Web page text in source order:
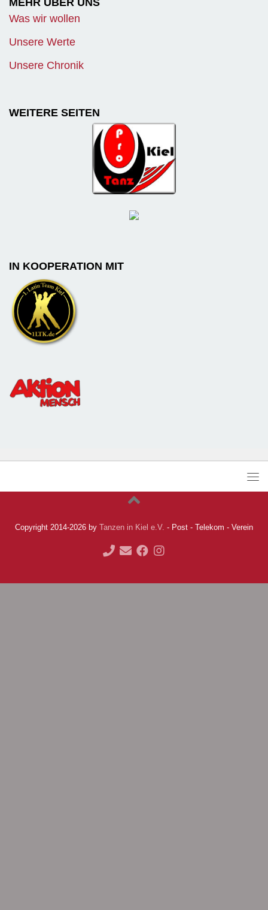
MEHR ÜBER UNS
Was wir wollen
Unsere Werte
Unsere Chronik
WEITERE SEITEN
IN KOOPERATION MIT
Copyright 2014-2026 by Tanzen in Kiel e.V. - Post - Telekom - Verein